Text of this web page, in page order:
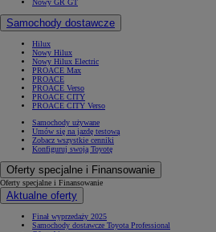
Nowy GR GT
Samochody dostawcze
Hilux
Nowy Hilux
Nowy Hilux Electric
PROACE Max
PROACE
PROACE Verso
PROACE CITY
PROACE CITY Verso
Samochody używane
Umów się na jazdę testową
Zobacz wszystkie cenniki
Konfiguruj swoją Toyotę
Oferty specjalne i Finansowanie
Oferty specjalne i Finansowanie
Aktualne oferty
Finał wyprzedaży 2025
Samochody dostawcze Toyota Professional